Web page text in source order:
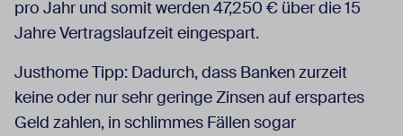
pro Jahr und somit werden 47,250 € über die 15
Jahre Vertragslaufzeit eingespart.
Justhome Tipp: Dadurch, dass Banken zurzeit
keine oder nur sehr geringe Zinsen auf erspartes
Geld zahlen, in schlimmes Fällen sogar